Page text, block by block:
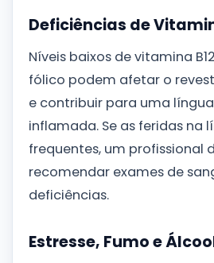
Deficiências de
Níveis baixos de vitamina
fólico podem afetar o
e contribuir para uma
inflamada. Se as feridas na
frequentes, um profissional
recomendar exames de
deficiências.
Estresse, Fumo e